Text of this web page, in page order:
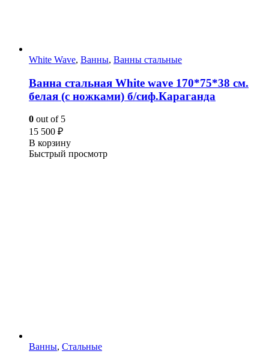
White Wave, Ванны, Ванны стальные
Ванна стальная White wave 170*75*38 cм.
белая (с ножками) б/сиф.Караганда
0 out of 5
15 500 ₽
В корзину
Быстрый просмотр
Ванны, Стальные